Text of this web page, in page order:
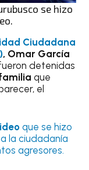
se hizo
Ciudadana
, Omar García
detenidas
que
el
que se hizo
la ciudadanía
agresores.